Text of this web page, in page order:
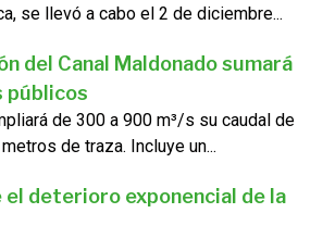
se llevó a cabo el 2 de diciembre...
del Canal Maldonado sumará
públicos
de 300 a 900 m³/s su caudal de
de traza. Incluye un...
deterioro exponencial de la